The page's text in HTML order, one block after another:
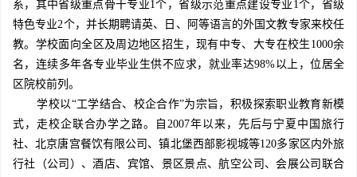
系，其中省级重点骨干专业1个，省级示范重点建设专业1个，省级
特色专业2个，并长期聘请英、日、阿等语言的外国文教专家来校任
教。学校面向全区及周边地区招生，现有中专、大专在校生1000余
名，连续多年各专业毕业生供不应求，就业率达98%以上，位居全
区院校前列。
学校以“工学结合、校企合作”为宗旨，积极探索职业教育新模
式，走校企联合办学之路。自2007年以来，先后与宁夏中国旅行
社、北京唐宫餐饮有限公司、镇北堡西部影视城等120多家区内外旅
行社（公司）、酒店、宾馆、景区景点、航空公司、会展公司联合